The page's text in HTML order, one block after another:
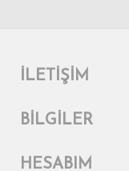
İLETIŞIM
BILGILER
HESABIM